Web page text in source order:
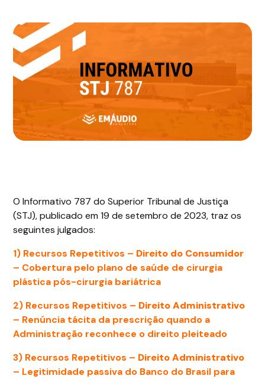
O Informativo 787 do Superior Tribunal de Justiça
(STJ), publicado em 19 de setembro de 2023, traz os
seguintes julgados:
1) Recursos Repetitivos – Direito do Consumidor
– Cobertura pelo plano de saúde de cirurgia
plástica pós-cirurgia bariátrica
2) Recursos Repetitivos – Direito Administrativo
– Renúncia tácita da prescrição quando a
Administração reconhece o direito pleiteado
3) Recursos Repetitivos – Direito Administrativo
– Legitimidade passiva do Banco do Brasil para